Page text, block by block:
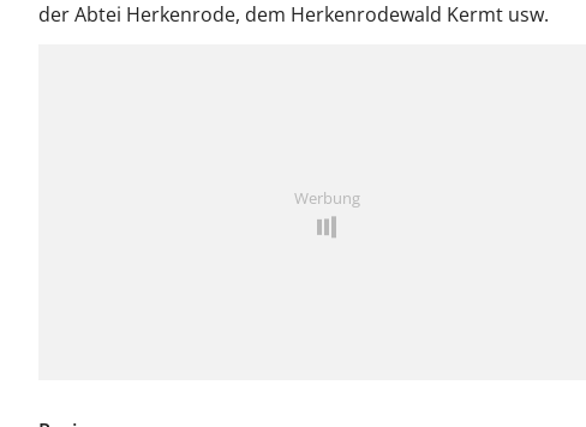
der Abtei Herkenrode, dem Herkenrodewald Kermt usw.
Werbung